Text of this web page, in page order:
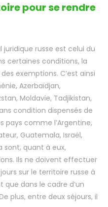
pour se rendre
juridique russe est celui du
certaines conditions, la
exemptions. C’est ainsi
Azerbaïdjan,
Moldavie, Tadjikistan,
condition dispensés de
pays comme l’Argentine,
Guatemala, Israël,
sont, quant à eux,
Ils ne doivent effectuer
sur le territoire russe à
que dans le cadre d’un
plus, entre deux séjours, il